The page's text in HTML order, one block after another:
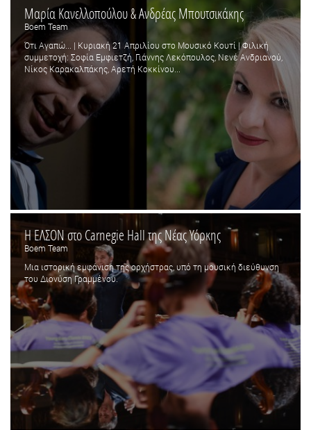
Μαρία Κανελλοπούλου & Ανδρέας Μπουτσικάκης
Boem Team
Ότι Αγαπώ... | Κυριακή 21 Απριλίου στο Μουσικό Κουτί | Φιλική
συμμετοχή: Σοφία Εμφιετζή, Γιάννης Λεκόπουλος, Νενέ Ανδριανού,
Νίκος Καρακαλπάκης, Αρετή Κοκκίνου...
Η ΕΛΣΟΝ στο Carnegie Hall της Νέας Υόρκης
Boem Team
Μια ιστορική εμφάνιση της ορχήστρας, υπό τη μουσική διεύθυνση
του Διονύση Γραμμένου.